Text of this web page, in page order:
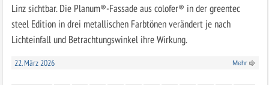
Linz sichtbar. Die Planum®-Fassade aus ­colofer® in der greentec
steel Edition in drei metallischen Farbtönen verändert je nach
Lichteinfall und Betrachtungswinkel ihre Wirkung.
22. März 2026 Mehr